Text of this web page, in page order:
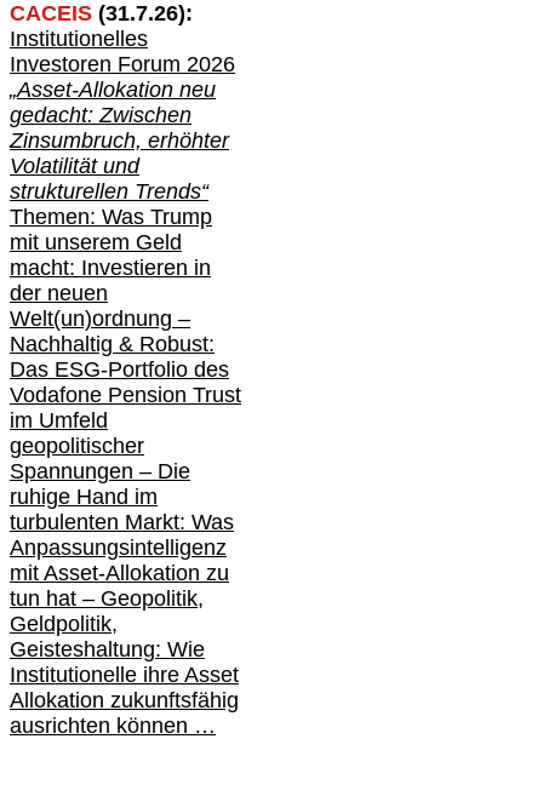
CACEIS (31.7.26):
Institutionelles
Investoren Forum 2026
„Asset-Allokation neu
gedacht: Zwischen
Zinsumbruch, erhöhter
Volatilität und
strukturellen Trends“
Themen: Was Trump
mit unserem Geld
macht: Investieren in
der neuen
Welt(un)ordnung –
Nachhaltig & Robust:
Das ESG-Portfolio des
Vodafone Pension Trust
im Umfeld
geopolitischer
Spannungen – Die
ruhige Hand im
turbulenten Markt: Was
Anpassungsintelligenz
mit Asset-Allokation zu
tun hat – Geopolitik,
Geldpolitik,
Geisteshaltung: Wie
Institutionelle ihre Asset
Allokation zukunftsfähig
ausrichten können …